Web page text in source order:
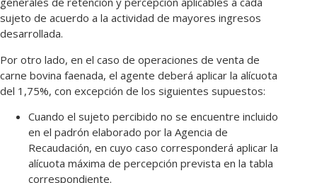
sujeto de acuerdo a la actividad de mayores ingresos
desarrollada.
Por otro lado, en el caso de operaciones de venta de
carne bovina faenada, el agente deberá aplicar la alícuota
del 1,75%, con excepción de los siguientes supuestos:
Cuando el sujeto percibido no se encuentre incluido
en el padrón elaborado por la Agencia de
Recaudación, en cuyo caso corresponderá aplicar la
alícuota máxima de percepción prevista en la tabla
correspondiente.